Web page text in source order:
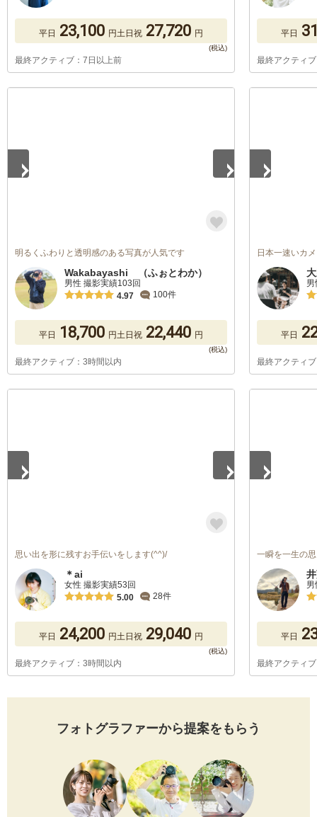
平日 23,100 円土日祝 27,720 円
最終アクティブ：7日以上前
平日
最終アクティ
明るくふわりと透明感のある写真が人気です
Wakabayashi （ふぉとわか）
男性 撮影実績103回
4.97
100件
平日 18,700 円土日祝 22,440 円
最終アクティブ：3時間以内
日本一速いカ
平日
最終アクティ
思い出を形に残すお手伝いをします(^^)/
＊ai
女性 撮影実績53回
5.00
28件
平日 24,200 円土日祝 29,040 円
最終アクティブ：3時間以内
一瞬を一生の
平日
最終アクティ
フォトグラファーから提案をもらう